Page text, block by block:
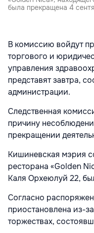
была прекращена 4
В комиссию войдут
торгового и
управления
представят завтра,
администрации.
Следственная
причину
прекращении
Кишиневская мэрия
ресторана «Golden
Каля Орхеюлуй 22,
Согласно
приостановлена из-
торжествах,